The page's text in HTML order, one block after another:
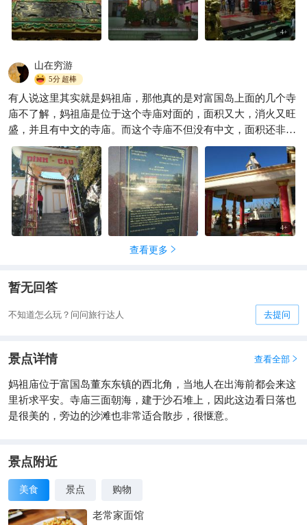
4+
山在穷游
5分超棒
有人说这里其实就是妈祖庙，那他真的是对富国岛上面的几个寺
庙不了解，妈祖庙是位于这个寺庙对面的，面积又大，消火又旺
盛，并且有中文的寺庙。而这个寺庙不但没有中文，面积还非常
小，但是香火和风景确实不错，因为他似乎像是在一个小的半岛
之上走，在这上面可以看到四周港湾的风景。
4+
查看更多 
暂无回答
不知道怎么玩？问问旅行达人 去提问
景点详情 查看全部 
妈祖庙位于富国岛董东东镇的西北角，当地人在出海前都会来这
里祈求平安。寺庙三面朝海，建于沙石堆上，因此这边看日落也
是很美的，旁边的沙滩也非常适合散步，很惬意。
景点附近
美食 景点 购物
老常家面馆